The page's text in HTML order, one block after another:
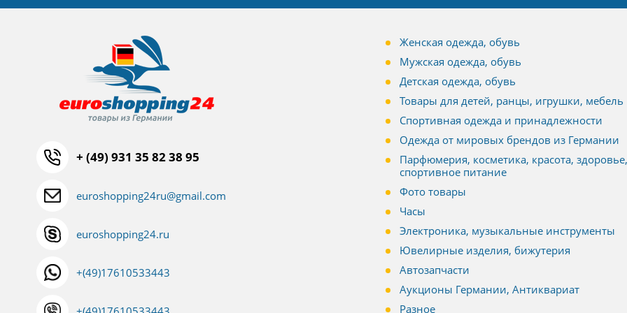
+ (49) 931 35 82 38 95
euroshopping24ru@gmail.com
euroshopping24.ru
+(49)17610533443
Женская одежда, обувь
Мужская одежда, обувь
Детская одежда, обувь
Товары для детей, ранцы, игрушки, мебель
Спортивная одежда и принадлежности
Одежда от мировых брендов из Германии
Парфюмерия, косметика, красота, здоровье,
спортивное питание
Фото товары
Часы
Электроника, музыкальные инструменты
Ювелирные изделия, бижутерия
Автозапчасти
Аукционы Германии, Антиквариат
Разное